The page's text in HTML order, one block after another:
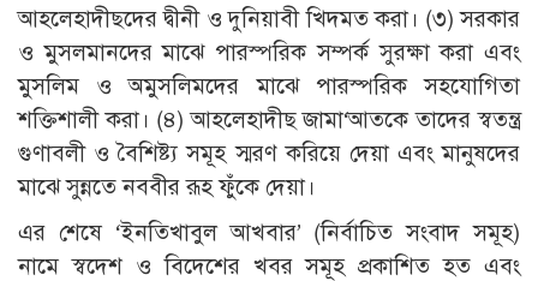
আহলেহাদীছদের দ্বীনী ও দুনিয়াবী খিদমত করা। (৩) সরকার
ও মুসলমানদের মাঝে পারস্পরিক সম্পর্ক সুরক্ষা করা এবং
মুসলিম ও অমুসলিমদের মাঝে পারস্পরিক সহযোগিতা
শক্তিশালী করা। (৪) আহলেহাদীছ জামা‘আতকে তাদের স্বতন্ত্র
গুণাবলী ও বৈশিষ্ট্য সমূহ স্মরণ করিয়ে দেয়া এবং মানুষদের
মাঝে সুন্নতে নববীর রূহ ফুঁকে দেয়া।
এর শেষে ‘ইনতিখাবুল আখবার’ (নির্বাচিত সংবাদ সমূহ)
নামে স্বদেশ ও বিদেশের খবর সমূহ প্রকাশিত হত এবং